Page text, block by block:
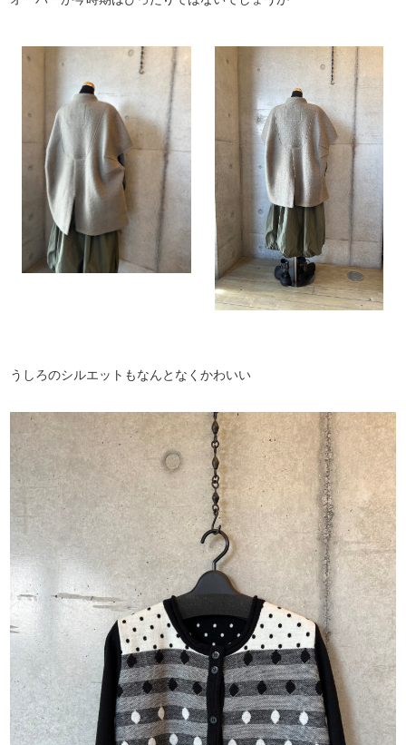
うしろのシルエットもなんとなくかわいい